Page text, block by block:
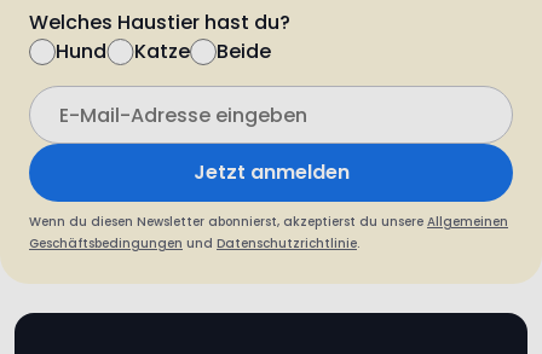
Jetzt anmelden
Wenn du diesen Newsletter abonnierst, akzeptierst du unsere
Allgemeinen
Geschäftsbedingungen
undDatenschutzrichtlinie
Tractive App